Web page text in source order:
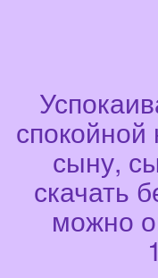
сыну,
скачать
можно